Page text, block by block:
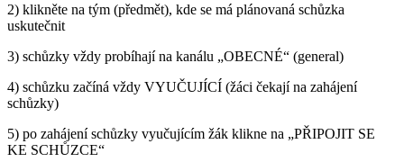
2) klikněte na tým (předmět), kde se má plánovaná schůzka
uskutečnit
3) schůzky vždy probíhají na kanálu „OBECNÉ“ (general)
4) schůzku začíná vždy VYUČUJÍCÍ (žáci čekají na zahájení
schůzky)
5) po zahájení schůzky vyučujícím žák klikne na „PŘIPOJIT SE
KE SCHŮZCE“